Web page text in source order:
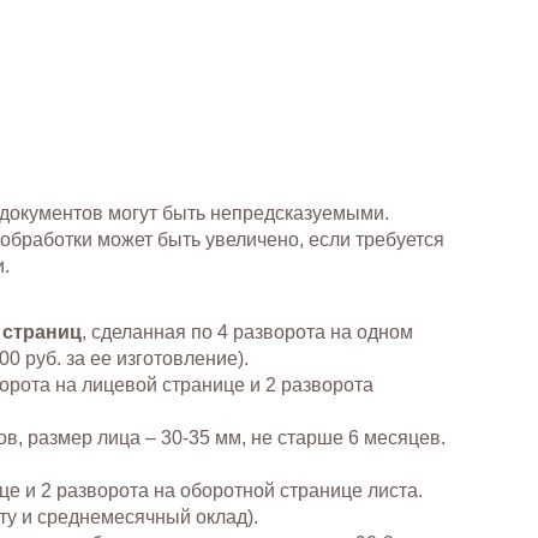
могут быть непредсказуемыми.
может быть увеличено, если требуется
страниц, сделанная по 4 разворота на одном
руб. за ее изготовление).
на лицевой странице и 2 разворота
размер лица – 30-35 мм, не старше 6 месяцев.
и 2 разворота на оборотной странице листа.
и среднемесячный оклад).